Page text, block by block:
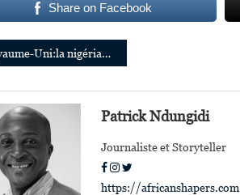
Share on Facebook
nigériane Arunma Oteh élue présidente de la Royal African Society
Patrick Ndungidi
Journaliste et Storyteller
https://africanshapers.com